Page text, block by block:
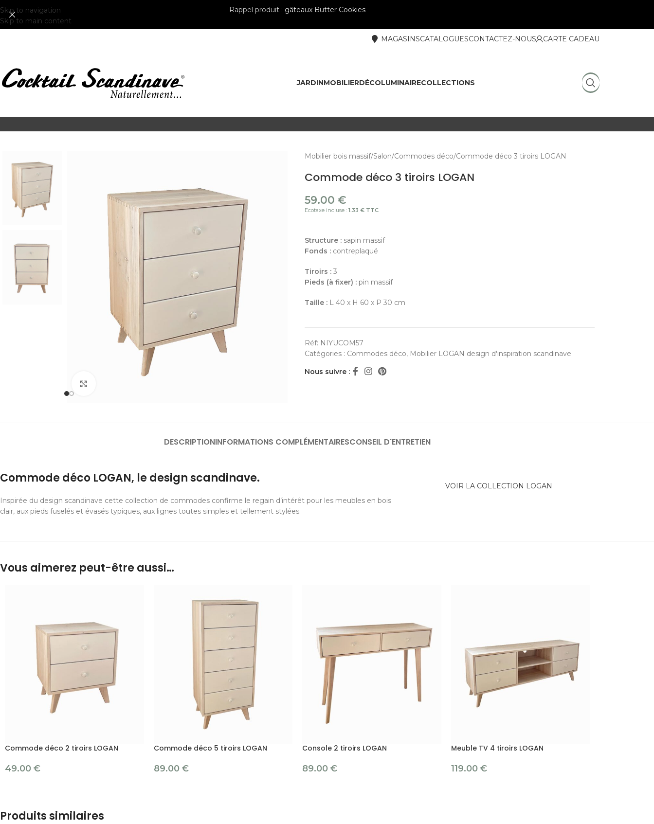
Skip to navigation
Skip to main content
Rappel produit : gâteaux Butter Cookies
MAGASINSCATALOGUESCONTACTEZ-NOUS CARTE CADEAU
JARDINMOBILIERDÉCOLUMINAIRECOLLECTIONS
Mobilier bois massif Salon Commodes déco Commode déco 3 tiroirs LOGAN
Commode déco 3 tiroirs LOGAN
59.00 €
Ecotaxe incluse :1.33 € TTC
Structure :sapin massif
Fonds :contreplaqué
Tiroirs :3
Pieds (à fixer) :pin massif
Taille :L 40 x H 60 x P 30 cm
Réf: NIYUCOM57
Catégories : Commodes déco, Mobilier LOGAN design d'inspiration scandinave
Nous suivre :
DESCRIPTIONINFORMATIONS COMPLÉMENTAIRESCONSEIL D'ENTRETIEN
Commode déco LOGAN, le design scandinave.
Inspirée du design scandinave cette collection de commodes confirme le regain d’intérêt pour les meubles en bois
clair, aux pieds fuselés et évasés typiques, aux lignes toutes simples et tellement stylées.
VOIR LA COLLECTION LOGAN
Vous aimerez peut-être aussi…
Commode déco 2 tiroirs LOGAN
49.00 €
Commode déco 5 tiroirs LOGAN
89.00 €
Console 2 tiroirs LOGAN
89.00 €
Meuble TV 4 tiroirs LOGAN
119.00 €
Produits similaires